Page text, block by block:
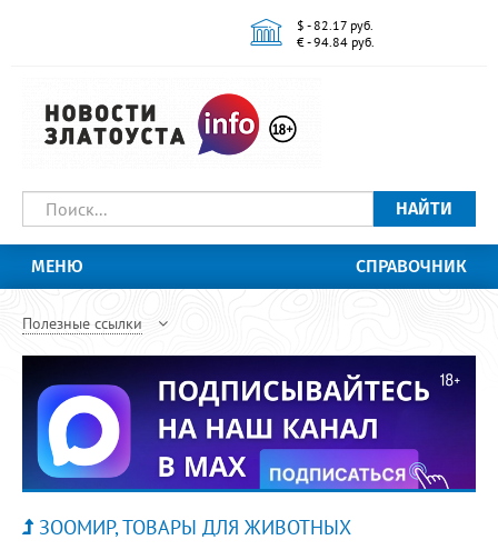
$ - 82.17 руб.
€ - 94.84 руб.
НАЙТИ
МЕНЮ СПРАВОЧНИК
Полезные ссылки
ЗООМИР, ТОВАРЫ ДЛЯ ЖИВОТНЫХ